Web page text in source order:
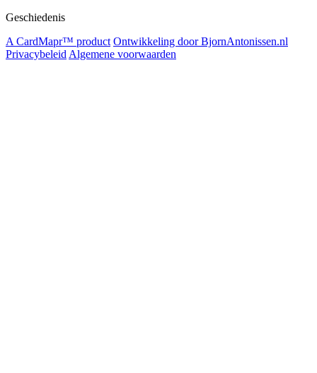
Geschiedenis
A CardMapr™ product Ontwikkeling door BjornAntonissen.nl
Privacybeleid Algemene voorwaarden